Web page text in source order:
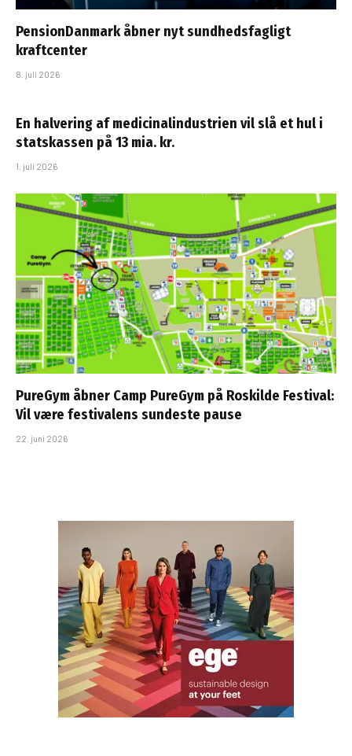
PensionDanmark åbner nyt sundhedsfagligt
kraftcenter
8. juli 2026
En halvering af medicinalindustrien vil slå et hul i
statskassen på 13 mia. kr.
1. juli 2026
PureGym åbner Camp PureGym på Roskilde Festival:
Vil være festivalens sundeste pause
22. juni 2026